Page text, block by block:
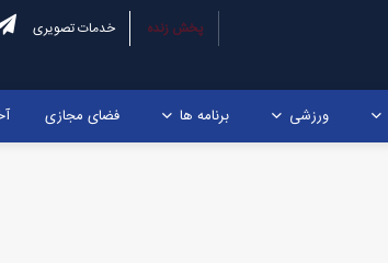
پخش زنده خدمات تصویری
ورزشی برنامه ها فضای مجازی